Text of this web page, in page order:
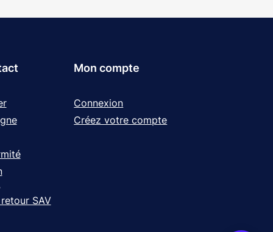
SAV
Mon compte
Connexion
Créez votre compte